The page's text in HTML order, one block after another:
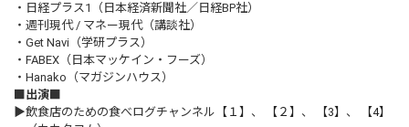
・日経プラス1（日本経済新聞社／日経BP社）
・週刊現代 / マネー現代（講談社）
・Get Navi（学研プラス）
・FABEX（日本マッケイン・フーズ）
・Hanako（マガジンハウス）
■出演■
▶飲食店のための食べログチャンネル 【１】 、 【２】 、 【3】 、
【4】